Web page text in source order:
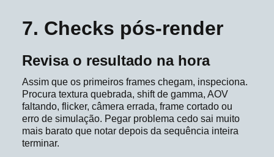
7. Checks pós-render
Revisa o resultado na hora
Assim que os primeiros frames chegam, inspeciona.
Procura textura quebrada, shift de gamma, AOV
faltando, flicker, câmera errada, frame cortado ou
erro de simulação. Pegar problema cedo sai muito
mais barato que notar depois da sequência inteira
terminar.